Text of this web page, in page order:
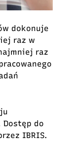
dokonuje
raz w
raz
do
IBRIS.